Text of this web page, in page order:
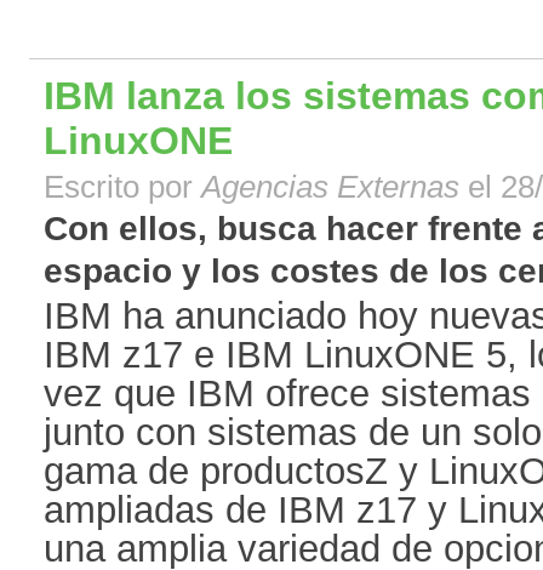
IBM lanza los sistemas
LinuxONE
Escrito porAgencias Externas el
Con ellos, busca hacer frente
espacio y los costes de los
IBM ha anunciado hoy
IBM z17 e IBM LinuxONE 5,
vez que IBM ofrece
junto con sistemas de un
gama de productosZ y
ampliadas de IBM z17 y
una amplia variedad de